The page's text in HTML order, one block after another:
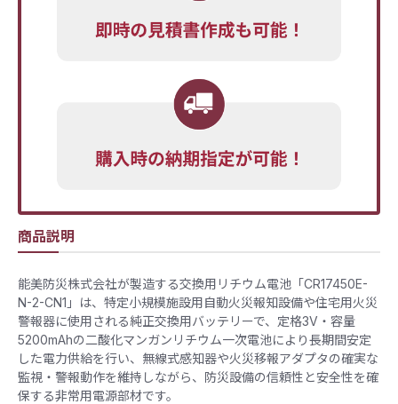
商品説明
能美防災株式会社が製造する交換用リチウム電池「CR17450E-
N-2-CN1」は、特定小規模施設用自動火災報知設備や住宅用火災
警報器に使用される純正交換用バッテリーで、定格3V・容量
5200mAhの二酸化マンガンリチウム一次電池により長期間安定
した電力供給を行い、無線式感知器や火災移報アダプタの確実な
監視・警報動作を維持しながら、防災設備の信頼性と安全性を確
保する非常用電源部材です。